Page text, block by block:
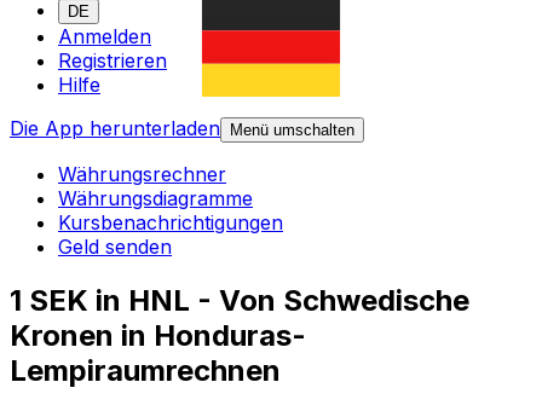
DE
Anmelden
Registrieren
Hilfe
Die App herunterladen
Menü umschalten
Währungsrechner
Währungsdiagramme
Kursbenachrichtigungen
Geld senden
1 SEK in HNL - Von Schwedische
Kronen in Honduras-
Lempiraumrechnen